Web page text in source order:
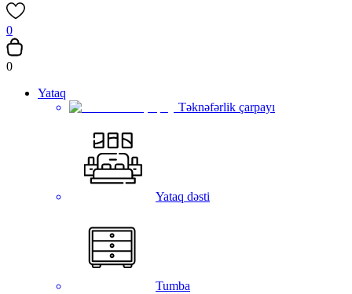
0
0
Yataq
Təknəfərlik çarpayı
Yataq dəsti
Tumba